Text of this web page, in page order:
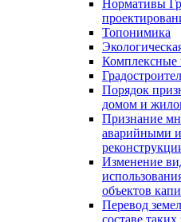
Нормативы
Топонимика
Комплексные
Порядок
домом и
Признание
аварийными
Изменение
объектов
Перевод